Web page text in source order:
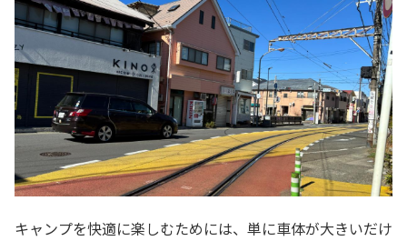
キャンプを快適に楽しむためには、単に車体が大きいだけ